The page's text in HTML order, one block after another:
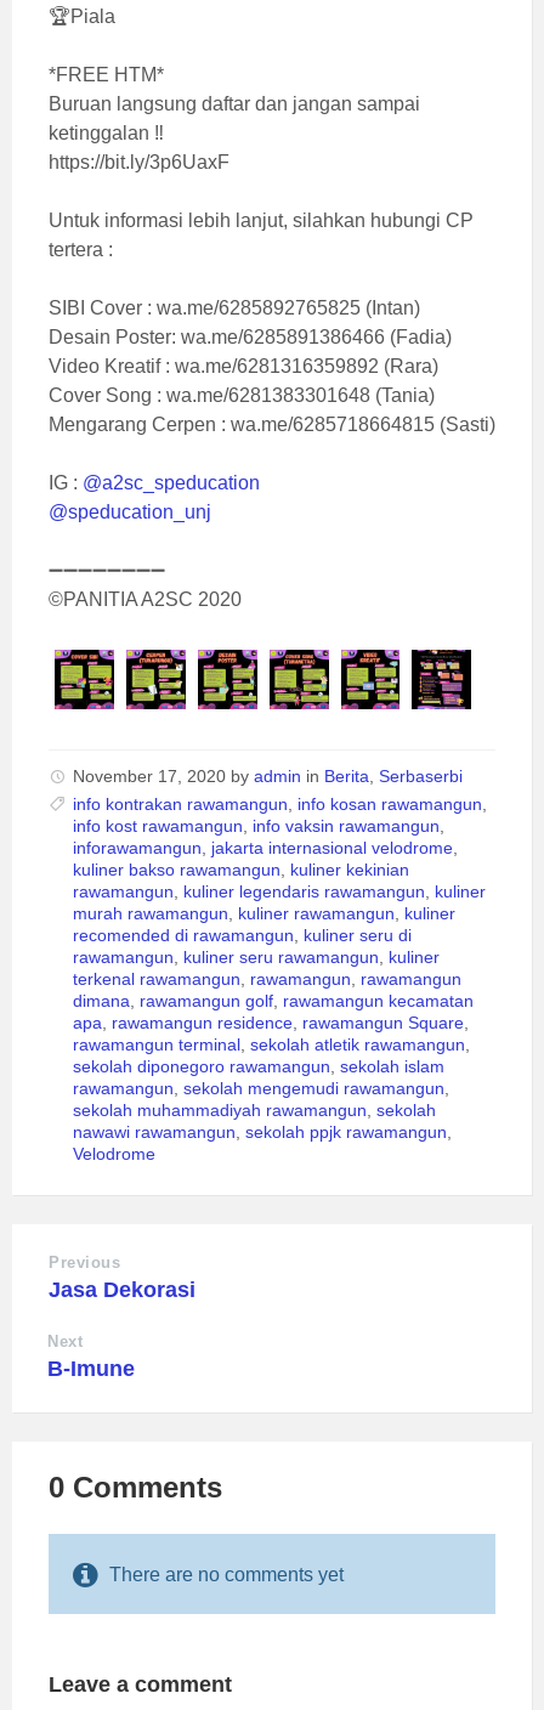
🏆Piala
*FREE HTM*
Buruan langsung daftar dan jangan sampai
ketinggalan ‼
https://bit.ly/3p6UaxF
Untuk informasi lebih lanjut, silahkan hubungi CP
tertera :
SIBI Cover : wa.me/6285892765825 (Intan)
Desain Poster: wa.me/6285891386466 (Fadia)
Video Kreatif : wa.me/6281316359892 (Rara)
Cover Song : wa.me/6281383301648 (Tania)
Mengarang Cerpen : wa.me/6285718664815 (Sasti)
IG : @a2sc_speducation
@speducation_unj
➖➖➖➖➖➖➖➖
©PANITIA A2SC 2020
November 17, 2020 by admin in Berita Serbaserbi
info kontrakan rawamangun
info kosan rawamangun
info kost rawamangun
info vaksin rawamangun
inforawamangun
jakarta internasional velodrome
kuliner bakso rawamangun
kuliner kekinian
rawamangun
kuliner legendaris rawamangun
kuliner
murah rawamangun
kuliner rawamangun
kuliner
recomended di rawamangun
kuliner seru di
rawamangun
kuliner seru rawamangun
kuliner
terkenal rawamangun
rawamangun
rawamangun
dimana
rawamangun golf rawamangun kecamatan
apa
rawamangun residence rawamangun Square
rawamangun terminal sekolah atletik rawamangun
sekolah diponegoro rawamangun sekolah islam
rawamangun sekolah mengemudi rawamangun
sekolah muhammadiyah rawamangun sekolah
nawawi rawamangun sekolah ppjk rawamangun
Velodrome
Previous
Jasa Dekorasi
Next
B-Imune
0 Comments
There are no comments yet
Leave a comment